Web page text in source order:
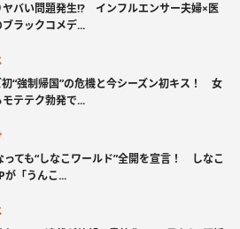
ヤバい問題発生!? インフルエンサー夫婦×医
ラックコメデ...
初“強制帰国”の危機と今シーズン初キス！ 女
テテク勃発で...
っても“しなこワールド”全開を宣言！ しなこ
「うんこ...